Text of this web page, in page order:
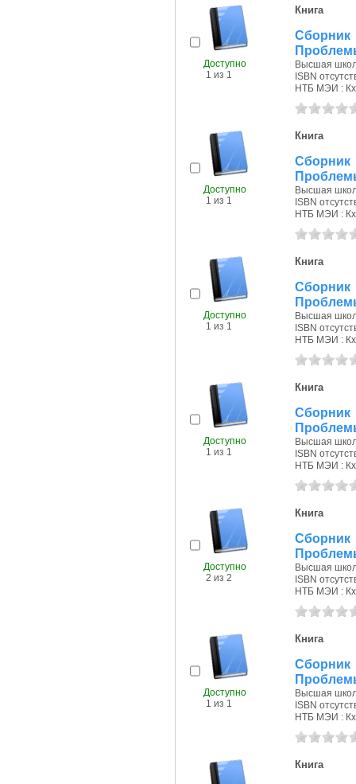
Доступно
1 из 1
Книга
Сборник
Высшая
ISBN
НТБ МЭИ : Кх
Доступно
1 из 1
Книга
Сборник
Высшая
ISBN
НТБ МЭИ : Кх
Доступно
1 из 1
Книга
Сборник
Высшая
ISBN
НТБ МЭИ : Кх
Доступно
1 из 1
Книга
Сборник
Высшая
ISBN
НТБ МЭИ : Кх
Доступно
2 из 2
Книга
Сборник
Высшая
ISBN
НТБ МЭИ : Кх
Доступно
1 из 1
Книга
Сборник
Высшая
ISBN
НТБ МЭИ : Кх
Книга